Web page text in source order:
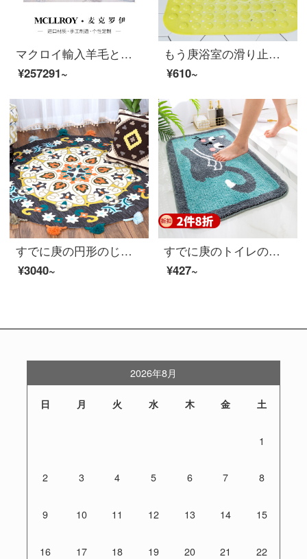
マクロイ輸入羊毛とシルクじゅうたんの後、近代的な軽量で豪華なアメリカ式の抽象的なリビングルームのソファとテーブルのベッドルームのタペストリーのハイエンドカスタマイズJ 279-8【優良な輸入羊毛のプラスシルク】400 MM*6500 MM
¥257291~
もう庚浴室の滑り止めマットシャワールームにトイレのバスマットを敷いて、バスマットを使って、家庭用トイレのバスマットを使って、トイレの防水マットを敷いてください。緑色【浴室の滑り止め】48 X 79 CM
¥610~
すでに庚の円形のじゅうたんの寝室のリビングルームの書斎のベッドの毛布のソファーのお茶の毛布北欧簡単で贅沢な日本式の新しい中国式のマットレスDM-1直径の100 CM
¥3040~
すでに庚のトイレの浴室の入り口の家庭用吸水滑り止めマットバスタブの浴室マットトイレの吸水マットの入り口に入ります。
¥427~
2026年8月
日 月 火 水 木 金 土
1
2 3 4 5 6 7 8
9 10 11 12 13 14 15
16 17 18 19 20 21 22